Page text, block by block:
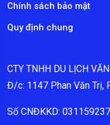
Chính sách bảo mật
Quy định chung
CTY TNHH DU LỊCH
Đ/c: 1147 Phan Văn Trị,
Số CNĐKKD: